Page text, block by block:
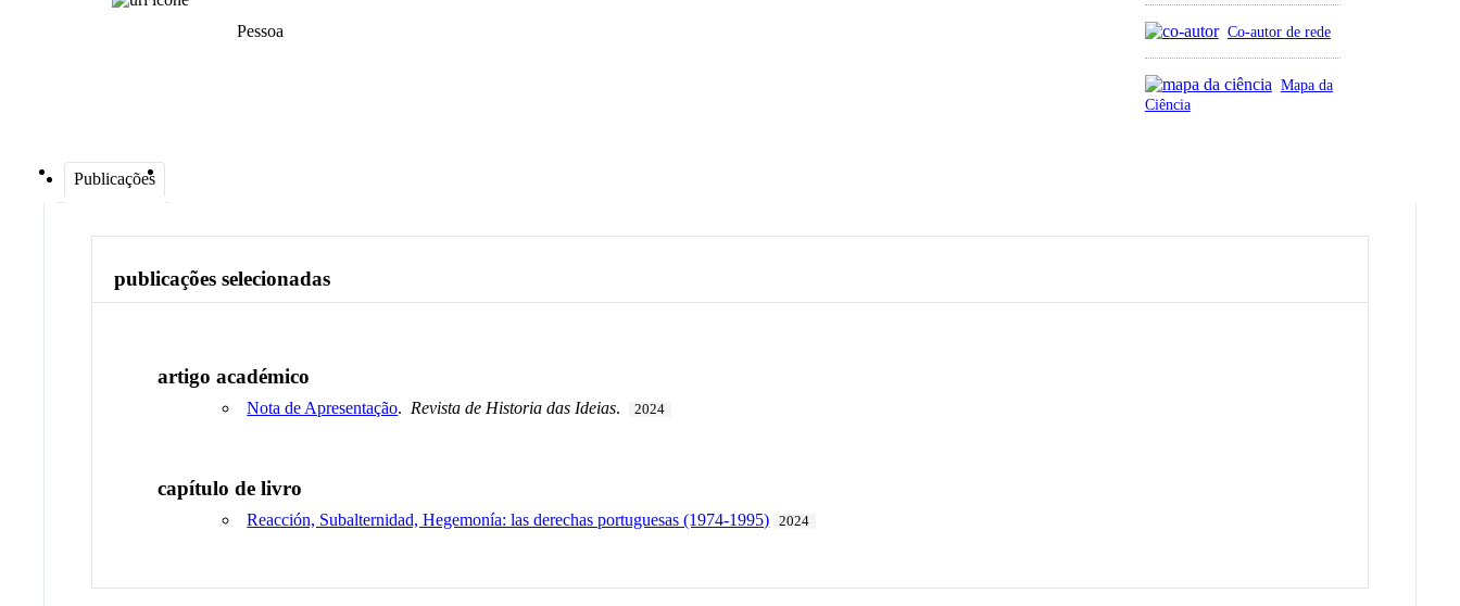
Co-autor de rede
Mapa da
Ciência
Pessoa
Publicações
publicações selecionadas
artigo académico
Nota de Apresentação. Revista de Historia das Ideias. 2024
capítulo de livro
Reacción, Subalternidad, Hegemonía: las derechas portuguesas (1974-1995) 2024